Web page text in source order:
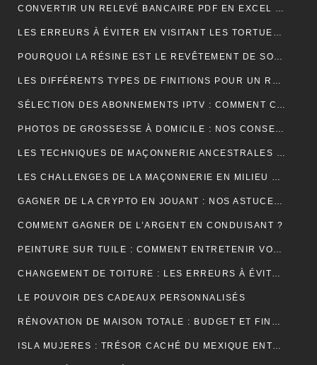
CONVERTIR UN RELEVÉ BANCAIRE PDF EN EXCEL : UNE ÉTAPE CLÉ POUR MIEUX GÉRER SES FINANCES
LES ERREURS À ÉVITER EN VISITANT LES TORTUES D’AKUMAL
POURQUOI LA RÉSINE EST LE REVÊTEMENT DE SOL IDÉAL EN USINE ?
LES DIFFÉRENTS TYPES DE FINITIONS POUR UN RAVALEMENT DE FAÇADE RÉUSSI
SÉLECTION DES ABONNEMENTS IPTV : COMMENT CHOISIR L’OFFRE QUI VOUS CORRESPOND ?
PHOTOS DE GROSSESSE À DOMICILE : NOS CONSEILS POUR UNE SÉANCE INTIMISTE RÉUSSIE !
LES TECHNIQUES DE MAÇONNERIE ANCESTRALES REVISITÉES
LES CHALLENGES DE LA MAÇONNERIE EN MILIEU URBAIN
GAGNER DE LA CRYPTO EN JOUANT : NOS ASTUCES ET PIÈGES À ÉVITER !
COMMENT GAGNER DE L’ARGENT EN CONDUISANT ?
PEINTURE SUR TUILE : COMMENT ENTRETENIR VOTRE TOITURE APRÈS L’APPLICATION ?
CHANGEMENT DE TOITURE : LES ERREURS À ÉVITER
LE POUVOIR DES CADEAUX PERSONNALISÉS
RÉNOVATION DE MAISON TOTALE : BUDGET ET FINANCEMENT
ISLA MUJERES : TRÉSOR CACHÉ DU MEXIQUE ENTRE PLAGES DE RÊVE ET AVENTURES TROPICALES